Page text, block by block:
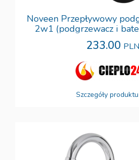
Noveen Przepływowy
2w1 (podgrzewacz i
233.00 PLN
Szczegóły produktu